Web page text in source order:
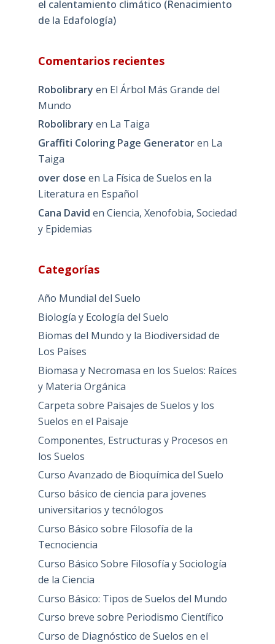
el calentamiento climático (Renacimiento
de la Edafología)
Comentarios recientes
Robolibrary en El Árbol Más Grande del
Mundo
Robolibrary en La Taiga
Graffiti Coloring Page Generatoren La
Taiga
over dose en La Física de Suelos en la
Literatura en Español
Cana David en Ciencia, Xenofobia, Sociedad
y Epidemias
Categorías
Año Mundial del Suelo
Biología y Ecología del Suelo
Biomas del Mundo y la Biodiversidad de
Los Países
Biomasa y Necromasa en los Suelos: Raíces
y Materia Orgánica
Carpeta sobre Paisajes de Suelos y los
Suelos en el Paisaje
Componentes, Estructuras y Procesos en
los Suelos
Curso Avanzado de Bioquímica del Suelo
Curso básico de ciencia para jovenes
universitarios y tecnólogos
Curso Básico sobre Filosofía de la
Tecnociencia
Curso Básico Sobre Filosofía y Sociología
de la Ciencia
Curso Básico: Tipos de Suelos del Mundo
Curso breve sobre Periodismo Científico
Curso de Diagnóstico de Suelos en el